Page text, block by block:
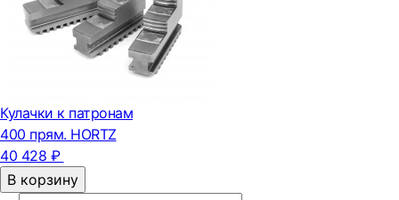
Кулачки к патронам
400 прям. HORTZ
40 428 ₽
В корзину